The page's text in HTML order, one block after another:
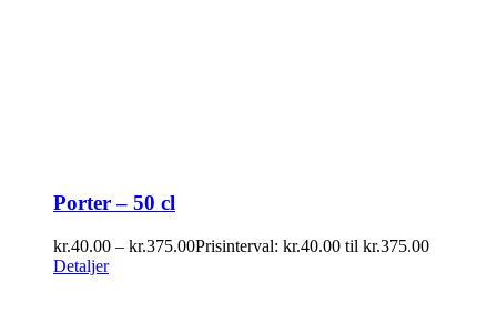
Porter – 50 cl
kr.40.00 – kr.375.00Prisinterval: kr.40.00 til kr.375.00
Detaljer